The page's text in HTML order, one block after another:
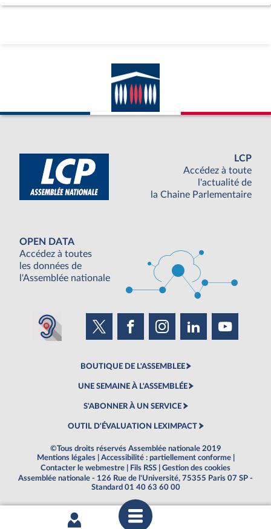
LCP
Accédez à toute
l'actualité de
la Chaine Parlementaire
OPEN DATA
Accédez à toutes
les données de
l'Assemblée nationale
BOUTIQUE DE L'ASSEMBLEE
UNE SEMAINE À L'ASSEMBLÉE
S'ABONNER À UN SERVICE
OUTIL D'ÉVALUATION LEXIMPACT
©Tous droits réservés Assemblée nationale 2019
Mentions légales
Accessibilité : partiellement conforme
Contacter le webmestre
Fils RSS
Gestion des cookies
Assemblée nationale - 126 Rue de l'Université, 75355 Paris 07 SP -
Standard 01 40 63 60 00